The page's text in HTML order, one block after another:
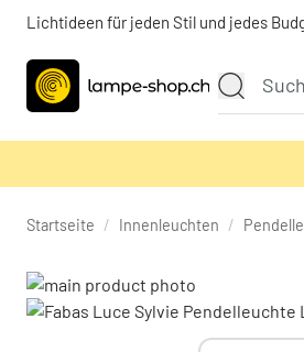
Lichtideen für jeden Stil und jedes
Startseite / Innenleuchten /